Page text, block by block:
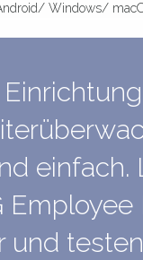
Windows/
einfach.
und